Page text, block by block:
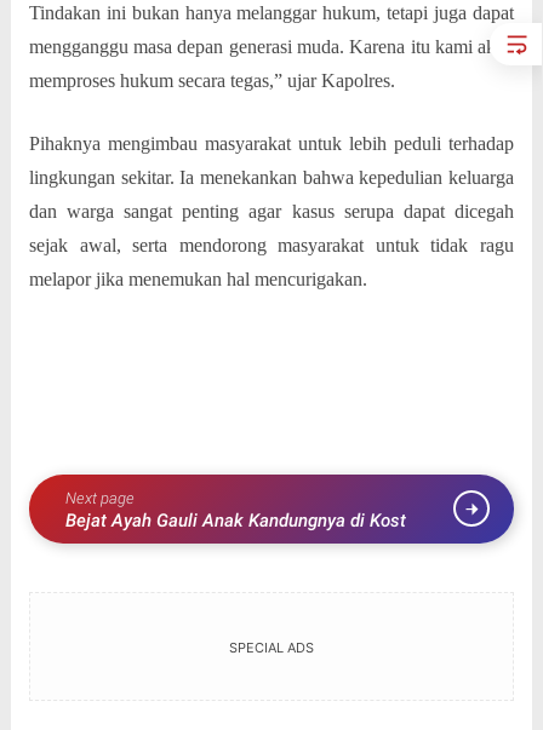
Tindakan ini bukan hanya melanggar hukum, tetapi juga dapat
mengganggu masa depan generasi muda. Karena itu kami akan
memproses hukum secara tegas,” ujar Kapolres.
Pihaknya mengimbau masyarakat untuk lebih peduli terhadap
lingkungan sekitar. Ia menekankan bahwa kepedulian keluarga
dan warga sangat penting agar kasus serupa dapat dicegah
sejak awal, serta mendorong masyarakat untuk tidak ragu
melapor jika menemukan hal mencurigakan.
Next page
Bejat Ayah Gauli Anak Kandungnya di Kost
SPECIAL ADS